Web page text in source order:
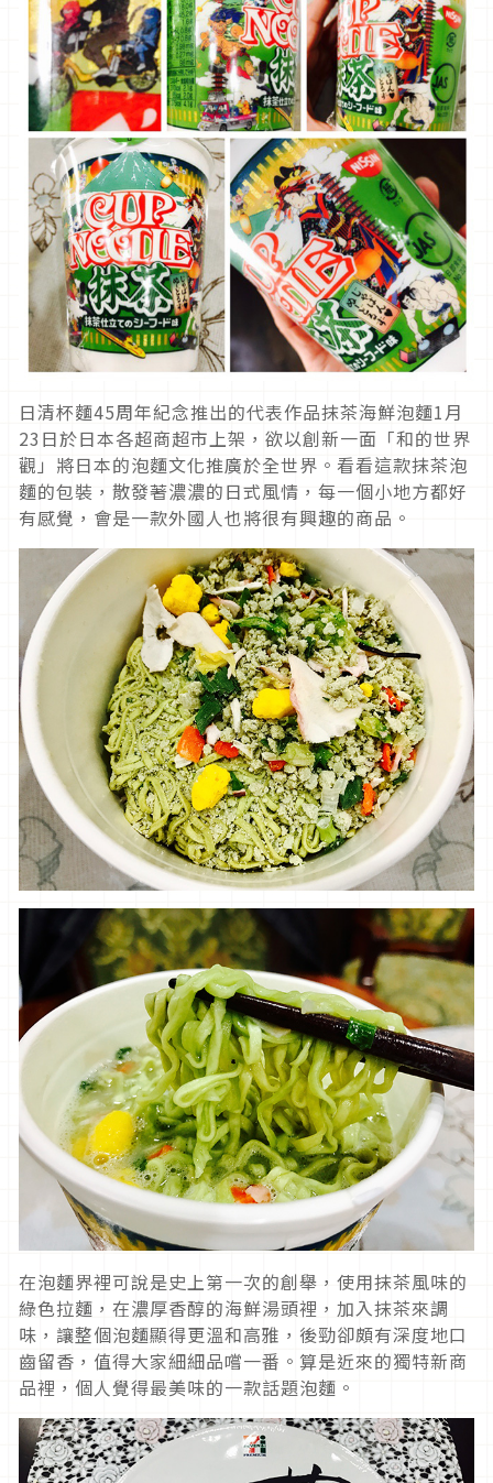
日清杯麵45周年紀念推出的代表作品抹茶海鮮泡麵1月
23日於日本各超商超市上架，欲以創新一面「和的世界
觀」將日本的泡麵文化推廣於全世界。看看這款抹茶泡
麵的包裝，散發著濃濃的日式風情，每一個小地方都好
有感覺，會是一款外國人也將很有興趣的商品。
在泡麵界裡可說是史上第一次的創舉，使用抹茶風味的
綠色拉麵，在濃厚香醇的海鮮湯頭裡，加入抹茶來調
味，讓整個泡麵顯得更溫和高雅，後勁卻頗有深度地口
齒留香，值得大家細細品嚐一番。算是近來的獨特新商
品裡，個人覺得最美味的一款話題泡麵。